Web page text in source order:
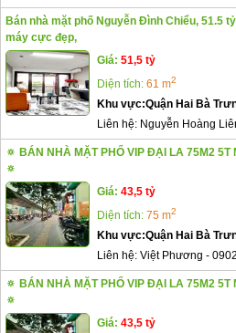
Bán nhà mặt phố Nguyễn Đình Chiểu, 51.5
máy cực đẹp,
Giá: 51,5 tỷ
Diện tích: 61 m2
Khu vực:Quận Hai Bà
Liên hệ: Nguyễn Hoàng
🔅 BÁN NHÀ MẶT PHỐ VIP ĐẠI LA 75M2 5T
🔅
Giá: 43,5 tỷ
Diện tích: 75 m2
Khu vực:Quận Hai Bà
Liên hệ: Việt Phương -
🔅 BÁN NHÀ MẶT PHỐ VIP ĐẠI LA 75M2 5T
🔅
Giá: 43,5 tỷ